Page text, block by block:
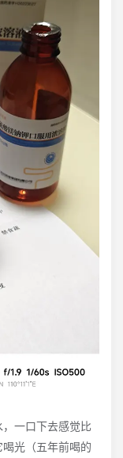
一口下去感觉比
光（五年前喝的